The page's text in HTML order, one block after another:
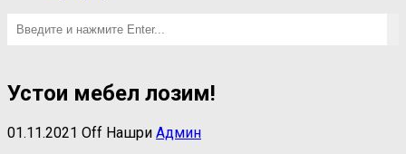
Устои мебел лозим!
01.11.2021 Off Нашри Админ